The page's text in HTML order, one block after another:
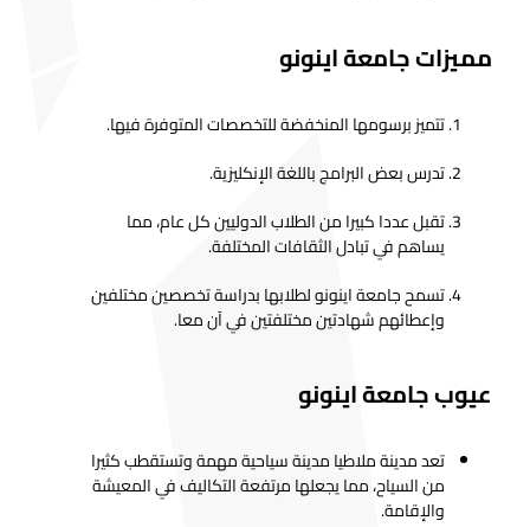
مميزات جامعة اينونو
تتميز برسومها المنخفضة للتخصصات المتوفرة فيها.
تدرس بعض البرامج باللغة الإنكليزية.
تقبل عددا كبيرا من الطلاب الدوليين كل عام، مما
يساهم في تبادل الثقافات المختلفة.
تسمح جامعة اينونو لطلابها بدراسة تخصصين مختلفين
وإعطائهم شهادتين مختلفتين في آن معا.
عيوب جامعة اينونو
تعد مدينة ملاطيا مدينة سياحية مهمة وتستقطب كثيرا
من السياح، مما يجعلها مرتفعة التكاليف في المعيشة
والإقامة.